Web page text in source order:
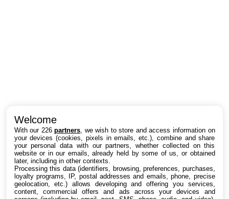
Intéressant ? Partagez !
Welcome
With our 226partners , we wish to store and access information on
your devices (cookies, pixels in emails, etc.), combine and share
your personal data with our partners, whether collected on this
website or in our emails, already held by some of us, or obtained
later, including in other contexts.
Processing this data (identifiers, browsing, preferences, purchases,
loyalty programs, IP, postal addresses and emails, phone, precise
geolocation, etc.) allows developing and offering you services,
content, commercial offers and ads across your devices and